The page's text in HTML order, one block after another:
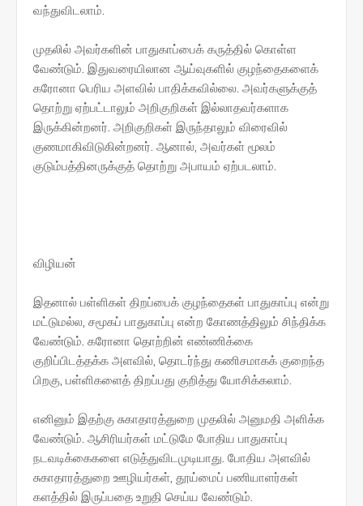
வந்துவிடலாம்.
முதலில் அவர்களின் பாதுகாப்பைக் கருத்தில் கொள்ள
வேண்டும். இதுவரையிலான ஆய்வுகளில் குழந்தைகளைக்
கரோனா பெரிய அளவில் பாதிக்கவில்லை. அவர்களுக்குத்
தொற்று ஏற்பட்டாலும் அறிகுறிகள் இல்லாதவர்களாக
இருக்கின்றனர். அறிகுறிகள் இருந்தாலும் விரைவில்
குணமாகிவிடுகின்றனர். ஆனால், அவர்கள் மூலம்
குடும்பத்தினருக்குத் தொற்று அபாயம் ஏற்படலாம்.
விழியன்
இதனால் பள்ளிகள் திறப்பைக் குழந்தைகள் பாதுகாப்பு என்று
மட்டுமல்ல, சமூகப் பாதுகாப்பு என்ற கோணத்திலும் சிந்திக்க
வேண்டும். கரோனா தொற்றின் எண்ணிக்கை
குறிப்பிடத்தக்க அளவில், தொடர்ந்து கணிசமாகக் குறைந்த
பிறகு, பள்ளிகளைத் திறப்பது குறித்து யோசிக்கலாம்.
எனினும் இதற்கு சுகாதாரத்துறை முதலில் அனுமதி அளிக்க
வேண்டும். ஆசிரியர்கள் மட்டுமே போதிய பாதுகாப்பு
நடவடிக்கைகளை எடுத்துவிடமுடியாது. போதிய அளவில்
சுகாதாரத்துறை ஊழியர்கள், தூய்மைப் பணியாளர்கள்
களத்தில் இருப்பதை உறுதி செய்ய வேண்டும்.